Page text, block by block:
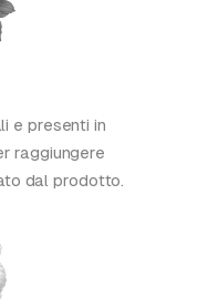
e presenti in
raggiungere
dal prodotto.